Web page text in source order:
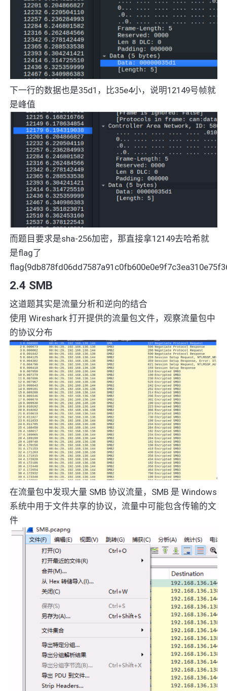
下一行的数据也是35d1，比35e4小，说明12149号帧就
是峰值
而题目要求是sha-256加密，那直接拿12149去哈希就
是flag了
2.4 SMB
这道题其实是流量分析和逆向的结合
使用 Wireshark 打开提供的流量包文件，观察流量包中
的协议分布
在流量包中发现大量 SMB 协议流量，SMB 是 Windows
系统中用于文件共享的协议，流量中可能包含传输的文
件